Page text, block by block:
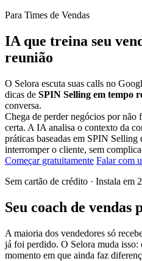
Para Times de Vendas
IA que treina seu
reunião
O Selora escuta suas calls no
dicas de SPIN Selling em tempo
conversa.
Chega de perder negócios por não
certa. A IA analisa o contexto da
práticas baseadas em SPIN
interromper o cliente, sem
Começar gratuitamente Falar com
Sem cartão de crédito · Instala em
Seu coach de
A maioria dos vendedores só
já foi perdido. O Selora muda isso:
momento em que ainda faz